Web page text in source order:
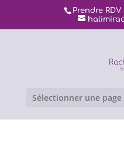
Prendre
Sélectionner une page